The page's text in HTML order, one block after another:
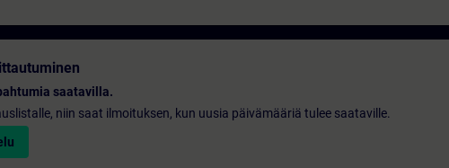
saatavilla.
niin saat ilmoituksen, kun uusia päivämääriä tulee saataville.